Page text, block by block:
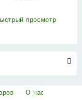
просмотр
О нас